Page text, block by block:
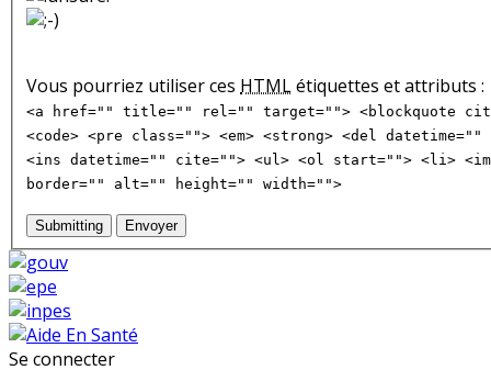
Vous pourriez utiliser ces HTMLétiquettes et attributs :
<a href="" title="" rel="" target=""> <blockquote
<code> <pre class=""> <em> <strong> <del
<ins datetime="" cite=""> <ul> <ol start=""> <li>
border="" alt="" height="" width="">
Submitting Envoyer
Se connecter